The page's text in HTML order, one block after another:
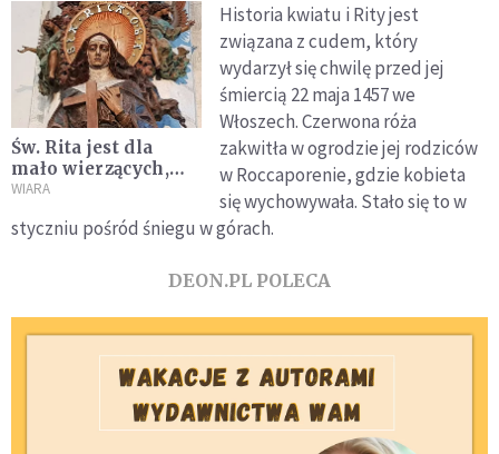
Św. Rita jest dla
mało wierzących,
rozczarowanych czy
WIARA
Historia kwiatu i Rity jest
związana z cudem, który
wydarzył się chwilę przed jej
śmiercią 22 maja 1457 we
Włoszech. Czerwona róża
zakwitła w ogrodzie jej rodziców
w Roccaporenie, gdzie kobieta
się wychowywała. Stało się to w
styczniu pośród śniegu w górach.
DEON.PL POLECA